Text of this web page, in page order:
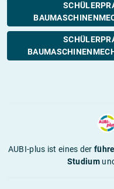
AUBI-plus ist eines der
Studium